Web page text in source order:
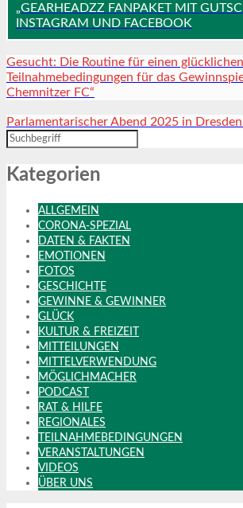
„GEARHEADZZ FANPAKET MIT
INSTAGRAM UND FACEBOOK
Gesucht: Die Routine für einen glücklichen
Teilnahmebedingungen für das
Chemnitzer FC“
Parlamentarischer Abend 2025 in
Kategorien
ALLGEMEIN
CORONA-SPEZIAL
DATEN & FAKTEN
EMOTIONEN
FOTOS
GESCHICHTE
GEWINNE & GEWINNER
GLÜCK
KULTUR & FREIZEIT
MITTEILUNGEN
MITTELVERWENDUNG
MÖGLICHMACHER
PODCAST
RAT & HILFE
REGIONALES
TEILNAHMEBEDINGUNGEN
VERANSTALTUNGEN
VIDEOS
ÜBER UNS